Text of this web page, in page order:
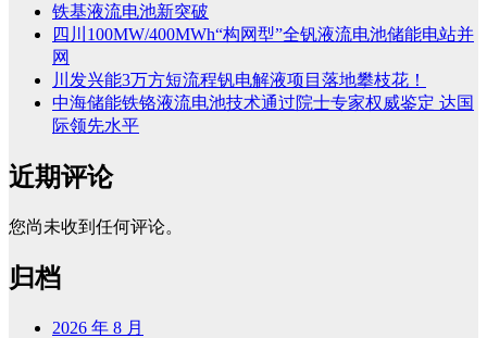
铁基液流电池新突破
四川100MW/400MWh“构网型”全钒液流电池储能电站并
网
川发兴能3万方短流程钒电解液项目落地攀枝花！
中海储能铁铬液流电池技术通过院士专家权威鉴定 达国
际领先水平
近期评论
您尚未收到任何评论。
归档
2026 年 8 月